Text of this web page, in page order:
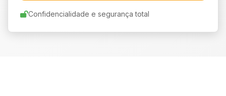
Confidencialidade e segurança total